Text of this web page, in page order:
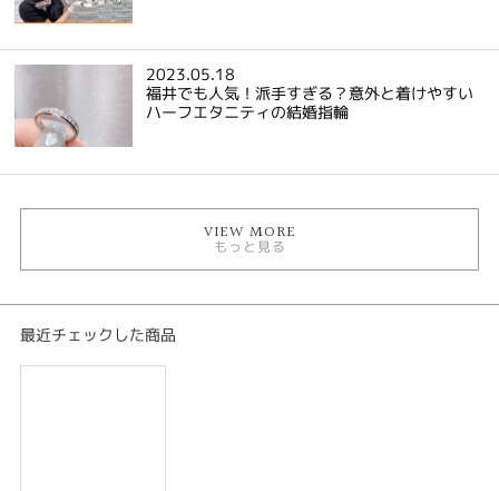
2023.05.18
福井でも人気！派手すぎる？意外と着けやすい
ハーフエタニティの結婚指輪
VIEW MORE
もっと見る
最近チェックした商品